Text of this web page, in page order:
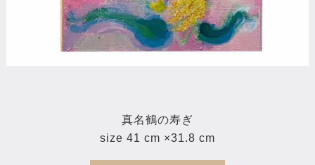
真名鶴の寿ぎ
size 41 cm ×31.8 cm